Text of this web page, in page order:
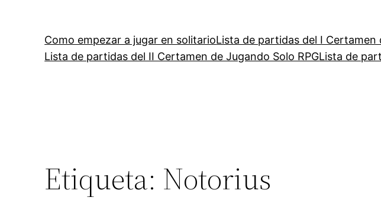
Como empezar a jugar en solitarioLista de partidas del I Certamen
Lista de partidas del II Certamen de Jugando Solo RPGLista de
Etiqueta: Notorius